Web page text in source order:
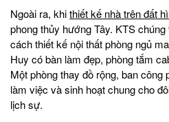
Ngoài ra, khithiết kế nhà trên đất
phong thủy hướng Tây. KTS
cách thiết kế nội thất phòng ngủ
Huy có bàn làm đẹp, phòng tắm
Một phòng thay đồ rộng, ban
làm việc và sinh hoạt chung cho
lịch sự.